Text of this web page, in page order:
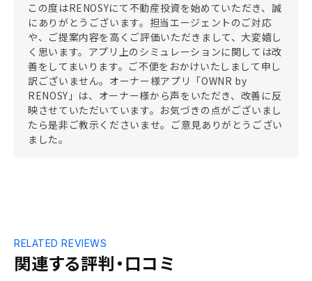
この度はRENOSYにて不動産投資を始めていただき、誠
にありがとうございます。担当エージェントのご対応
や、ご提案内容を高くご評価いただきまして、大変嬉し
く思います。アプリ上のシミュレーションに関しては改
善をしてまいります。ご不便をおかけいたしまして申し
訳ございません。オーナー様アプリ「OWNR by
RENOSY」は、オーナー様から声をいただき、改善に反
映させていただいています。お気づきの点がございまし
たら是非ご教示くださいませ。ご意見ありがとうござい
ました。
関連する評判・口コミ
RELATED REVIEWS